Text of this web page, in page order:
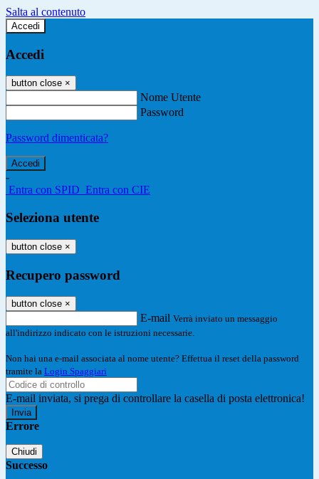
Salta al contenuto
Accedi
Accedi
button close ×
Nome Utente
Password
Password dimenticata?
-
Entra con SPID Entra con CIE
Seleziona utente
button close ×
Recupero password
button close ×
E-mail Verrà inviato un messaggio
all'indirizzo indicato con le istruzioni necessarie.
Non hai una e-mail associata al nome utente? Effettua il reset della password
tramite la Login Spaggiari
E-mail inviata, si prega di controllare la casella di posta elettronica!
Errore
Chiudi
Successo